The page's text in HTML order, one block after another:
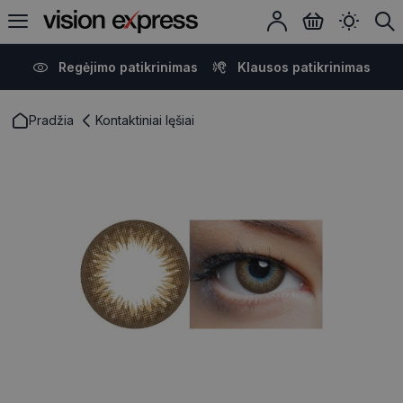
Regėjimo patikrinimas Klausos patikrinimas
Pradžia Kontaktiniai lęšiai